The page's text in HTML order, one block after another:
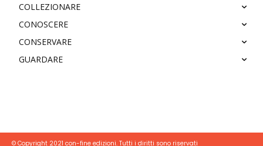
COLLEZIONARE
CONOSCERE
CONSERVARE
GUARDARE
© Copyright 2021 con-fine edizioni. Tutti i diritti sono riservati